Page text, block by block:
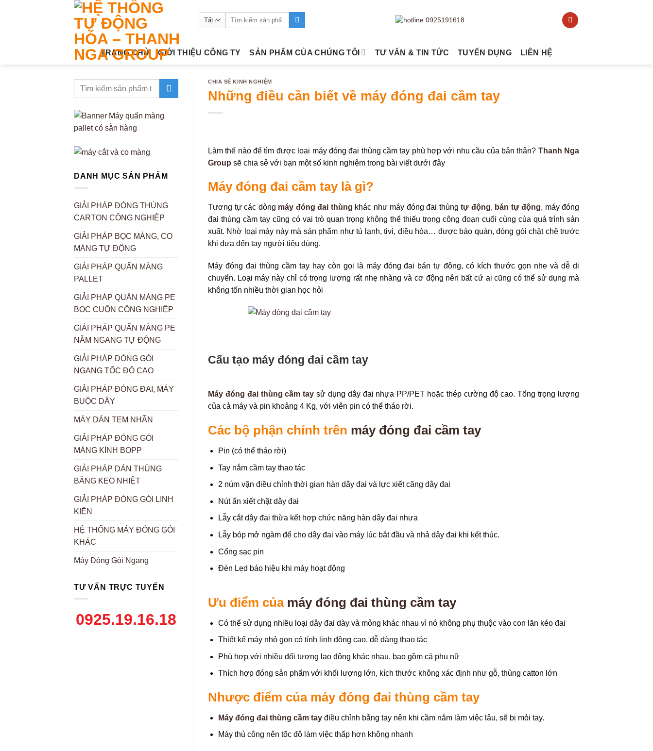
Tìm
TRANG CHỦ GIỚI THIỆU CÔNG TY SẢN PHẨM CỦA CHÚNG TÔI TƯ VẤN & TIN TỨC TUYỂN DỤNG LIÊN HỆ
DANH MỤC SẢN PHẨM
GIẢI PHÁP ĐÓNG THÙNG
CARTON CÔNG NGHIỆP
GIẢI PHÁP BỌC MÀNG, CO
MÀNG TỰ ĐỘNG
GIẢI PHÁP QUẤN MÀNG
PALLET
GIẢI PHÁP QUẤN MÀNG PE
BỌC CUỘN CÔNG NGHIỆP
GIẢI PHÁP QUẤN MÀNG PE
NẰM NGANG TỰ ĐỘNG
GIẢI PHÁP ĐÓNG GÓI
NGANG TỐC ĐỘ CAO
GIẢI PHÁP ĐÓNG ĐAI, MÁY
BUỘC DÂY
MÁY DÁN TEM NHÃN
GIẢI PHÁP ĐÓNG GÓI
MÀNG KÍNH BOPP
GIẢI PHÁP DÁN THÙNG
BẰNG KEO NHIỆT
GIẢI PHÁP ĐÓNG GÓI LINH
KIỆN
HỆ THỐNG MÁY ĐÓNG GÓI
KHÁC
Máy Đóng Gói Ngang
TƯ VẤN TRỰC TUYẾN
0925.19.16.18
CHIA SẺ KINH NGHIỆM
Những điều cần biết về máy đóng đai cầm tay
Làm thế nào để tìm được loại máy đóng đai thùng cầm tay phù hợp với nhu cầu của bản thân? Thanh Nga
Group sẽ chia sẻ với bạn một số kinh nghiệm trong bài viết dưới đây
Máy đóng đai cầm tay là gì?
Tương tự các dòng máy đóng đai thùng khác như máy đóng đai thùng tự động, bán tự động, máy đóng
đai thùng cầm tay cũng có vai trò quan trọng không thể thiếu trong công đoạn cuối cùng của quá trình sản
xuất. Nhờ loại máy này mà sản phẩm như tủ lạnh, tivi, điều hòa… được bảo quản, đóng gói chặt chẽ trước
khi đưa đến tay người tiêu dùng.
Máy đóng đai thùng cầm tay hay còn gọi là máy đóng đai bán tự động, có kích thước gọn nhẹ và dễ di
chuyển. Loại máy này chỉ có trọng lượng rất nhẹ nhàng và cơ động nên bất cứ ai cũng có thể sử dụng mà
không tốn nhiều thời gian học hỏi
Cấu tạo máy đóng đai cầm tay
Máy đóng đai thùng cầm tay sử dụng dây đai nhựa PP/PET hoặc thép cường độ cao. Tổng trọng lượng
của cả máy và pin khoảng 4 Kg, với viên pin có thể tháo rời.
Các bộ phận chính trên máy đóng đai cầm tay
Pin (có thể tháo rời)
Tay nắm cầm tay thao tác
2 núm vặn điều chỉnh thời gian hàn dây đai và lực xiết căng dây đai
Nút ấn xiết chặt dây đai
Lẫy cắt dây đai thừa kết hợp chức năng hàn dây đai nhựa
Lẫy bóp mở ngàm để cho dây đai vào máy lúc bắt đầu và nhả dây đai khi kết thúc.
Cổng sạc pin
Đèn Led báo hiệu khi máy hoạt động
Ưu điểm của máy đóng đai thùng cầm tay
Có thể sử dụng nhiều loại dây đai dày và mỏng khác nhau vì nó không phụ thuộc vào con lăn kéo đai
Thiết kế máy nhỏ gọn có tính linh động cao, dễ dàng thao tác
Phù hợp với nhiều đối tượng lao động khác nhau, bao gồm cả phụ nữ
Thích hợp đóng sản phẩm với khối lượng lớn, kích thước không xác định như gỗ, thùng catton lớn
Nhược điểm của máy đóng đai thùng cầm tay
Máy đóng đai thùng cầm tay điều chỉnh bằng tay nên khi cầm nắm làm việc lâu, sẽ bị mỏi tay.
Máy thủ công nên tốc đô làm việc thấp hơn không nhanh